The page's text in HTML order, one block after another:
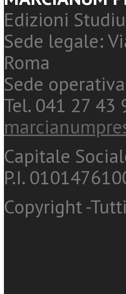
Edizioni
Sede legale:
Roma
Sede
Tel. 041 27 43
Capitale
P.I.
Copyright -